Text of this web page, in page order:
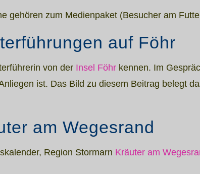
gehören zum Medienpaket (Besucher am
auf Föhr
von der Insel Föhr kennen. Im
ist. Das Bild zu diesem Beitrag belegt
am Wegesrand
Region Stormarn Kräuter am